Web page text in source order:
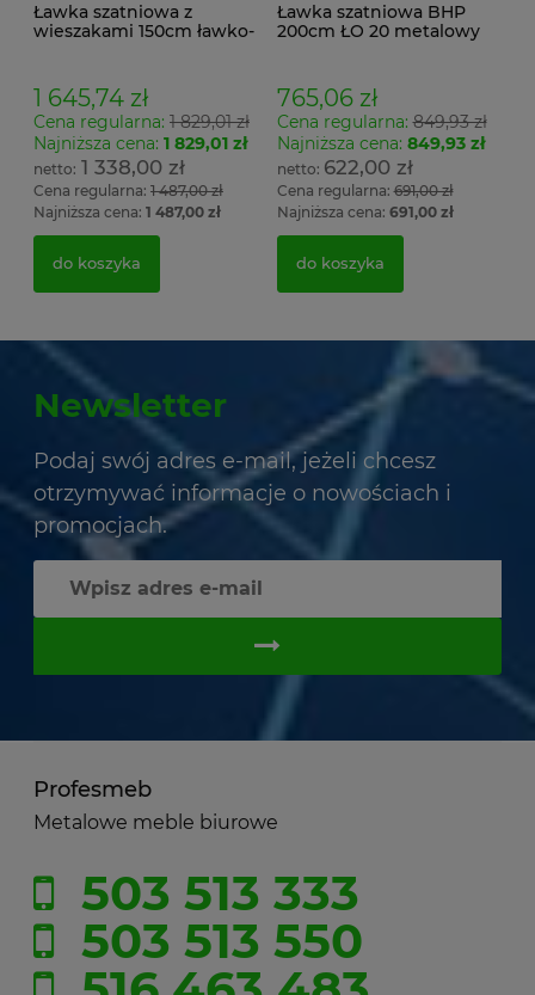
Ławka szatniowa z
wieszakami 150cm ławko-
1 645,74 zł
Cena regularna: 1 829,01 zł
Najniższa cena: 1 829,01 zł
1 338,00 zł
Cena regularna: 1 487,00 zł
Najniższa cena: 1 487,00 zł
do koszyka
Ławka szatniowa BHP
200cm ŁO 20 metalowy
765,06 zł
Cena regularna:849,93 zł
Najniższa cena: 849,93 zł
622,00 zł
Cena regularna:691,00 zł
Najniższa cena: 691,00 zł
do koszyka
Newsletter
Podaj swój adres e-mail, jeżeli chcesz
otrzymywać informacje o nowościach i
promocjach.
Profesmeb
Metalowe meble biurowe
503 513 333
503 513 550